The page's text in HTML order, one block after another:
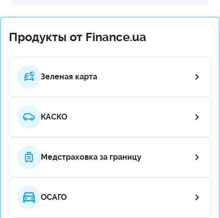
Продукты от Finance.ua
Зеленая карта
КАСКО
Медстраховка за границу
ОСАГО